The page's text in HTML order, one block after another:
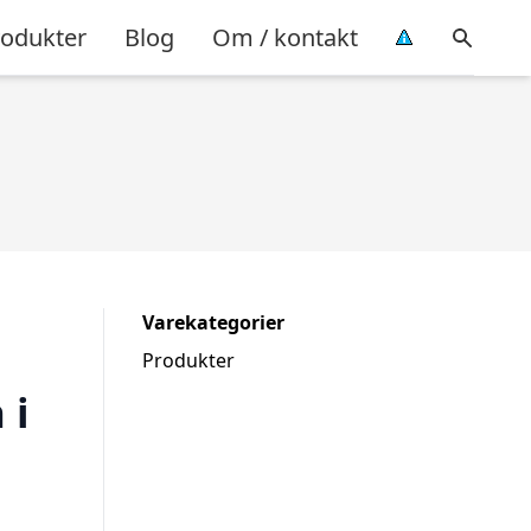
Blog Om / kontakt
i
Varekategorier
Produkter